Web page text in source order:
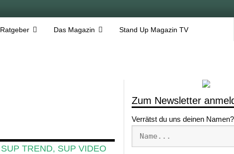
Ratgeber Das Magazin Stand Up Magazin TV
Zum Newsletter
Verrätst du uns deinen Namen?
SUP TREND, SUP VIDEO